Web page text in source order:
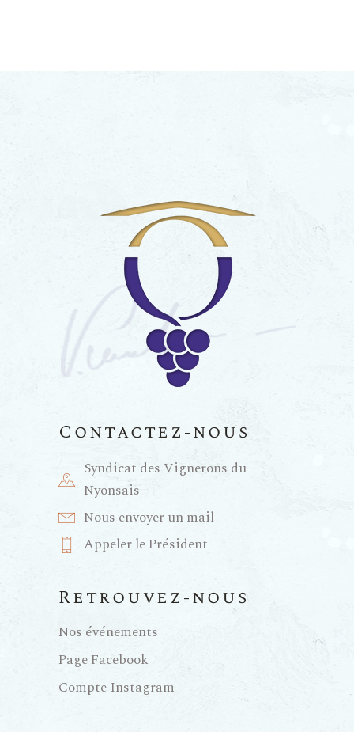
Contactez-nous
Syndicat des Vignerons du
Nyonsais
Nous envoyer un mail
Appeler le Président
Retrouvez-nous
Nos événements
Page Facebook
Compte Instagram